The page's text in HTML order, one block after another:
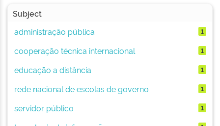
Subject
administração pública
1
cooperação técnica internacional 1
educação a distância 1
rede nacional de escolas de governo 1
servidor público 1